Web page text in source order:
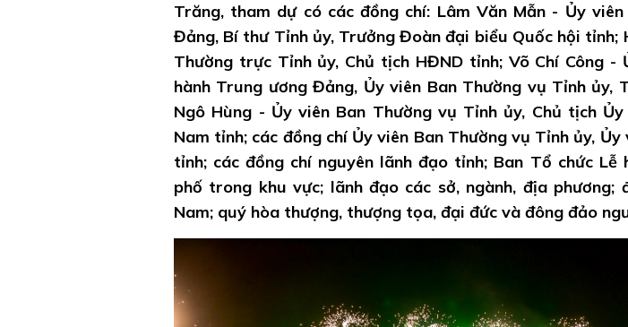
Trăng, tham dự có các đồng chí: Lâm Văn Mẫn - Ủy
Đảng, Bí thư Tỉnh ủy, Trưởng Đoàn đại biểu Quốc hội tỉnh;
Thường trực Tỉnh ủy, Chủ tịch HĐND tỉnh; Võ Chí Công -
hành Trung ương Đảng, Ủy viên Ban Thường vụ Tỉnh ủy,
Ngô Hùng - Ủy viên Ban Thường vụ Tỉnh ủy, Chủ tịch
Nam tỉnh; các đồng chí Ủy viên Ban Thường vụ Tỉnh ủy,
tỉnh; các đồng chí nguyên lãnh đạo tỉnh; Ban Tổ chức Lễ
phố trong khu vực; lãnh đạo các sở, ngành, địa
Nam; quý hòa thượng, thượng tọa, đại đức và đông đảo